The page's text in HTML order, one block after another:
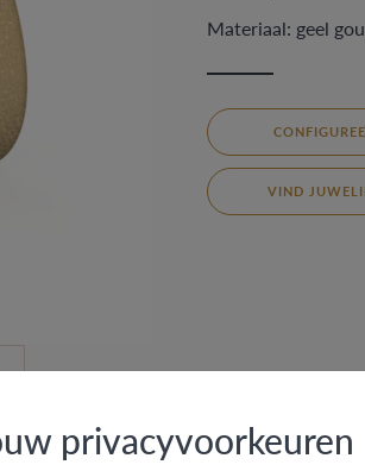
Materiaal: geel
VIND
privacyvoorkeuren